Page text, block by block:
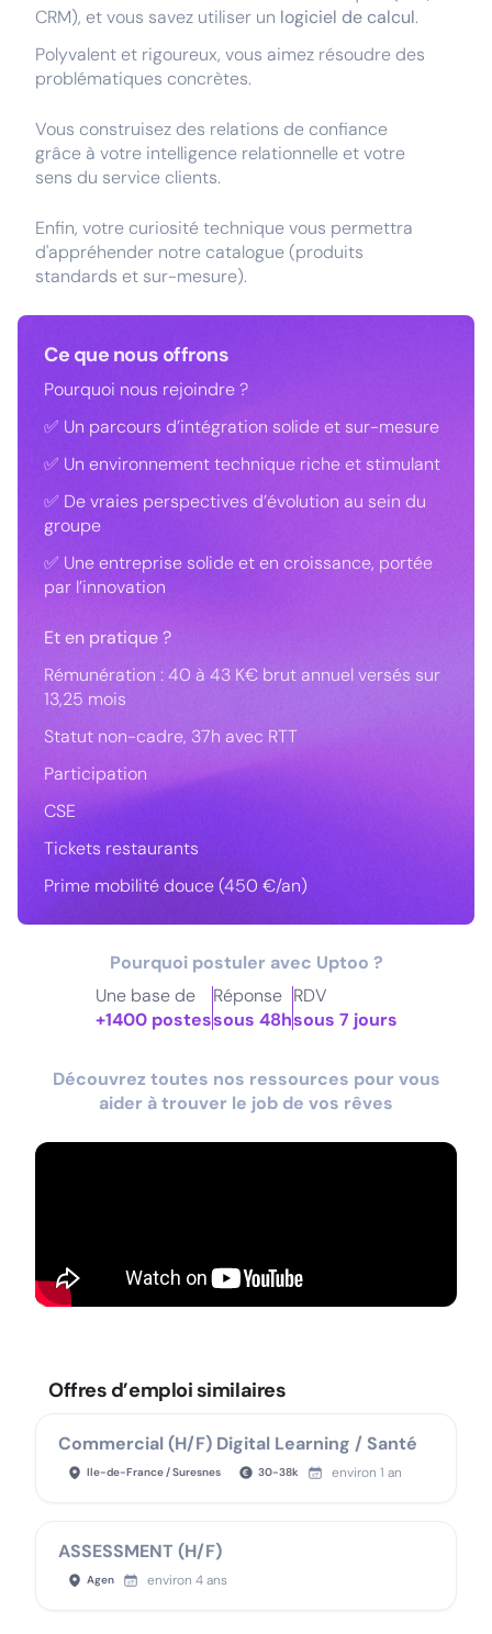
CRM), et vous savez utiliser un logiciel de calcul.
Polyvalent et rigoureux, vous aimez résoudre des
problématiques concrètes.
Vous construisez des relations de confiance
grâce à votre intelligence relationnelle et votre
sens du service clients.
Enfin, votre curiosité technique vous permettra
d'appréhender notre catalogue (produits
standards et sur-mesure).
Ce que nous offrons
Pourquoi nous rejoindre ?
✅ Un parcours d’intégration solide et sur-mesure
✅ Un environnement technique riche et stimulant
✅ De vraies perspectives d’évolution au sein du
groupe
✅ Une entreprise solide et en croissance, portée
par l’innovation
Et en pratique ?
Rémunération : 40 à 43 K€ brut annuel versés sur
13,25 mois
Statut non-cadre, 37h avec RTT
Participation
CSE
Tickets restaurants
Prime mobilité douce (450 €/an)
Pourquoi postuler avec Uptoo ?
Une base de
+1400 postes
Réponse
sous 48h
RDV
sous 7 jours
Découvrez toutes nos ressources pour vous
aider à trouver le job de vos rêves
Offres d’emploi similaires
Commercial (H/F) Digital Learning / Santé
Ile-de-France / Suresnes 30-38k environ 1 an
ASSESSMENT (H/F)
Agen environ 4 ans